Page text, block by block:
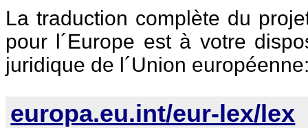
La traduction complète du
pour l´Europe est à votre
juridique de l´Union
europa.eu.int/eur-lex/lex